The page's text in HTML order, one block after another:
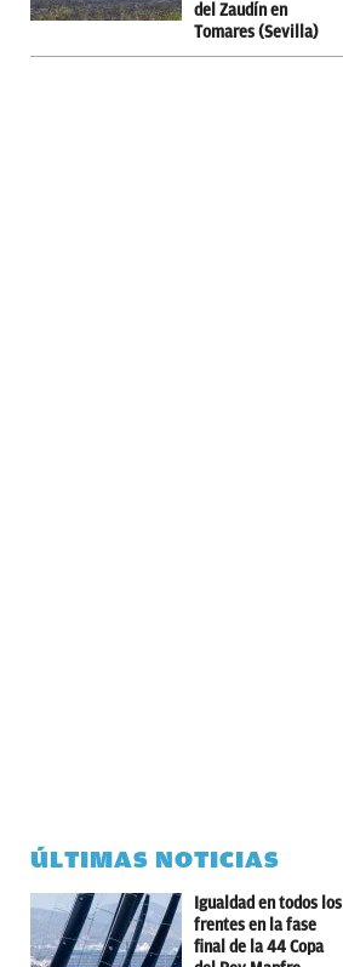
del Zaudín en
Tomares (Sevilla)
ÚLTIMAS NOTICIAS
Igualdad en todos los
frentes en la fase
final de la 44 Copa